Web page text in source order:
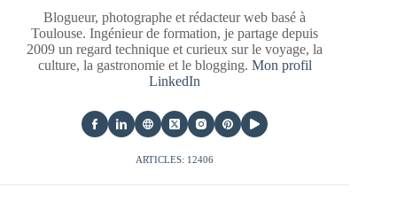
Blogueur, photographe et rédacteur web basé à
Toulouse. Ingénieur de formation, je partage depuis
2009 un regard technique et curieux sur le voyage, la
culture, la gastronomie et le blogging. Mon profil
LinkedIn
ARTICLES: 12406